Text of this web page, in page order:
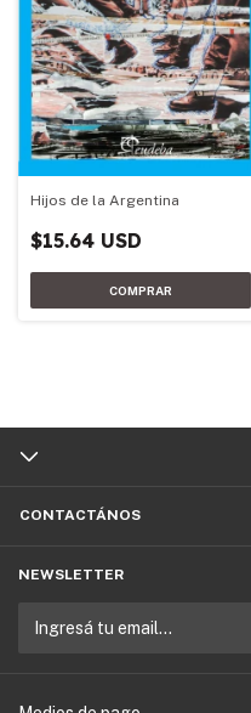
Hijos de la Argentina
$15.64 USD
CONTACTÁNOS
NEWSLETTER